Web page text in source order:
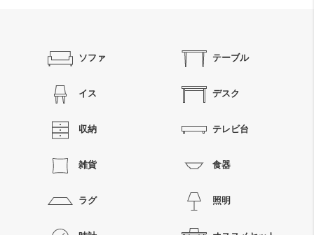
ソファ テーブル
イス デスク
収納 テレビ台
雑貨 食器
ラグ 照明